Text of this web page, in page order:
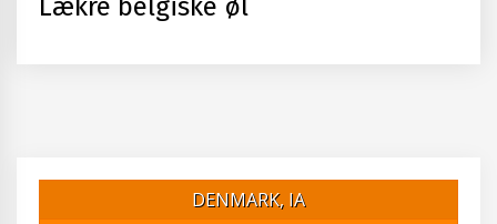
Lækre belgiske øl
DENMARK, IA